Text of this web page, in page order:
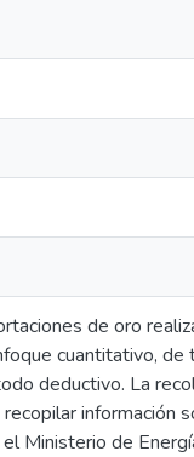
de oro
cuantitativo, de
deductivo. La
información
Ministerio de